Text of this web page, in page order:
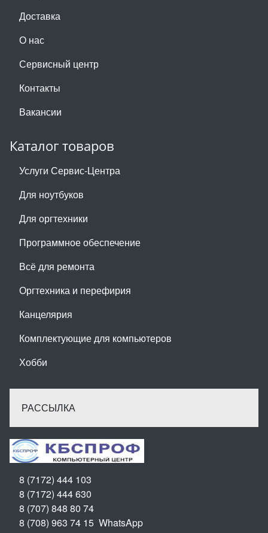
Доставка
О нас
Сервисный центр
Контакты
Вакансии
Каталог товаров
Услуги Сервис-Центра
Для ноутбуков
Для оргтехники
Программное обеспечение
Всё для ремонта
Оргтехника и перефирия
Канцелярия
Комплектующие для компьютеров
Хобби
РАССЫЛКА
8 (7172) 444 103
8 (7172) 444 630
8 (707) 848 80 74
8 (708) 963 74 15 WhatsApp